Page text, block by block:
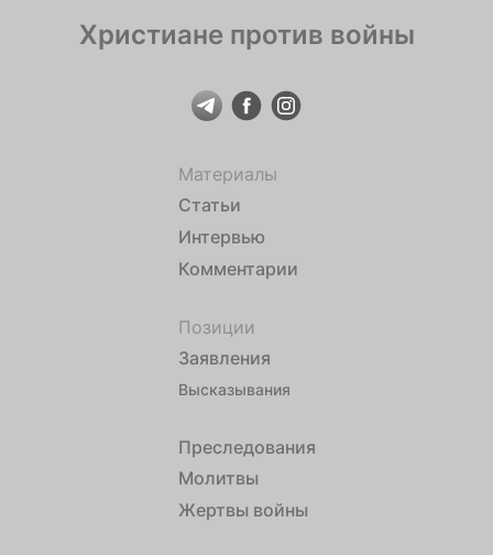
Христиане против войны
Материалы
Статьи
Интервью
Комментарии
Позиции
Заявления
Высказывания
Преследования
Молитвы
Жертвы войны